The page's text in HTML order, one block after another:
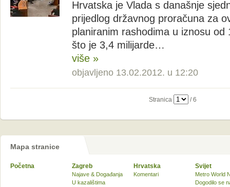
Hrvatska je Vlada s današnje
prijedlog državnog proračuna za
planiranim rashodima u iznosu od
što je 3,4 milijarde…
više »
objavljeno 13.02.2012. u 12:20
Stranica / 6
Mapa stranice
Početna Zagreb
Najave & Događanja
U kazalištima
Hrvatska
Komentari
Svijet
Metro World
Dogodilo se